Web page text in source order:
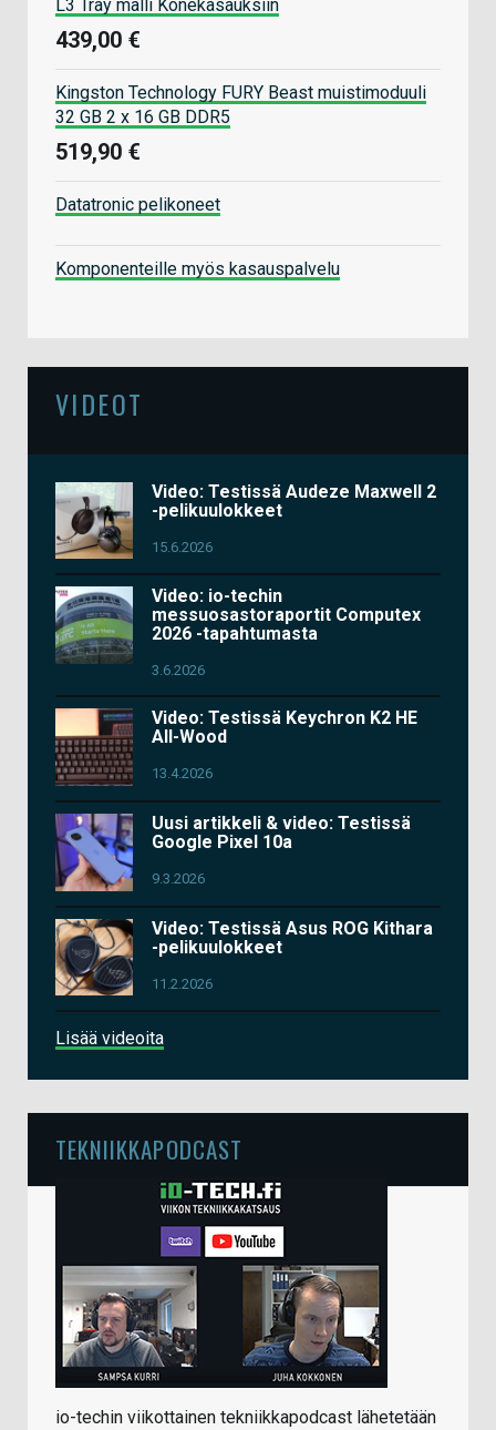
L3 Tray malli Konekasauksiin
439,00 €
Kingston Technology FURY Beast muistimoduuli
32 GB 2 x 16 GB DDR5
519,90 €
Datatronic pelikoneet
Komponenteille myös kasauspalvelu
VIDEOT
Video: Testissä Audeze Maxwell 2
-pelikuulokkeet
15.6.2026
Video: io-techin
messuosastoraportit Computex
2026 -tapahtumasta
3.6.2026
Video: Testissä Keychron K2 HE
All-Wood
13.4.2026
Uusi artikkeli & video: Testissä
Google Pixel 10a
9.3.2026
Video: Testissä Asus ROG Kithara
-pelikuulokkeet
11.2.2026
Lisää videoita
TEKNIIKKAPODCAST
io-techin viikottainen tekniikkapodcast lähetetään